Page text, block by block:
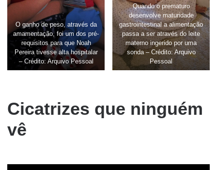
O ganho de peso, através da
amamentação, foi um dos pré-
requisitos para que Noah
Pereira tivesse alta hospitalar
– Crédito: Arquivo Pessoal
Quando o prematuro
desenvolve maturidade
gastrointestinal a alimentação
passa a ser através do leite
materno ingerido por uma
sonda – Crédito: Arquivo
Pessoal
Cicatrizes que ninguém
vê